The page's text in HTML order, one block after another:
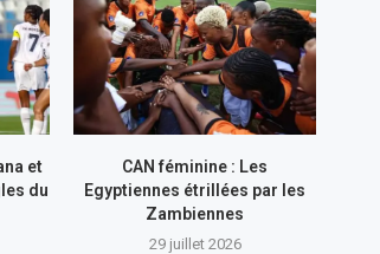
et
du
CAN féminine : Les
Egyptiennes étrillées par les
Zambiennes
29 juillet 2026